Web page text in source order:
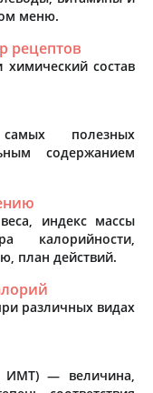
меню.
рецептов
химический состав
полезных
содержанием
индекс массы
калорийности,
план действий.
различных видах
ИМТ) — величина,